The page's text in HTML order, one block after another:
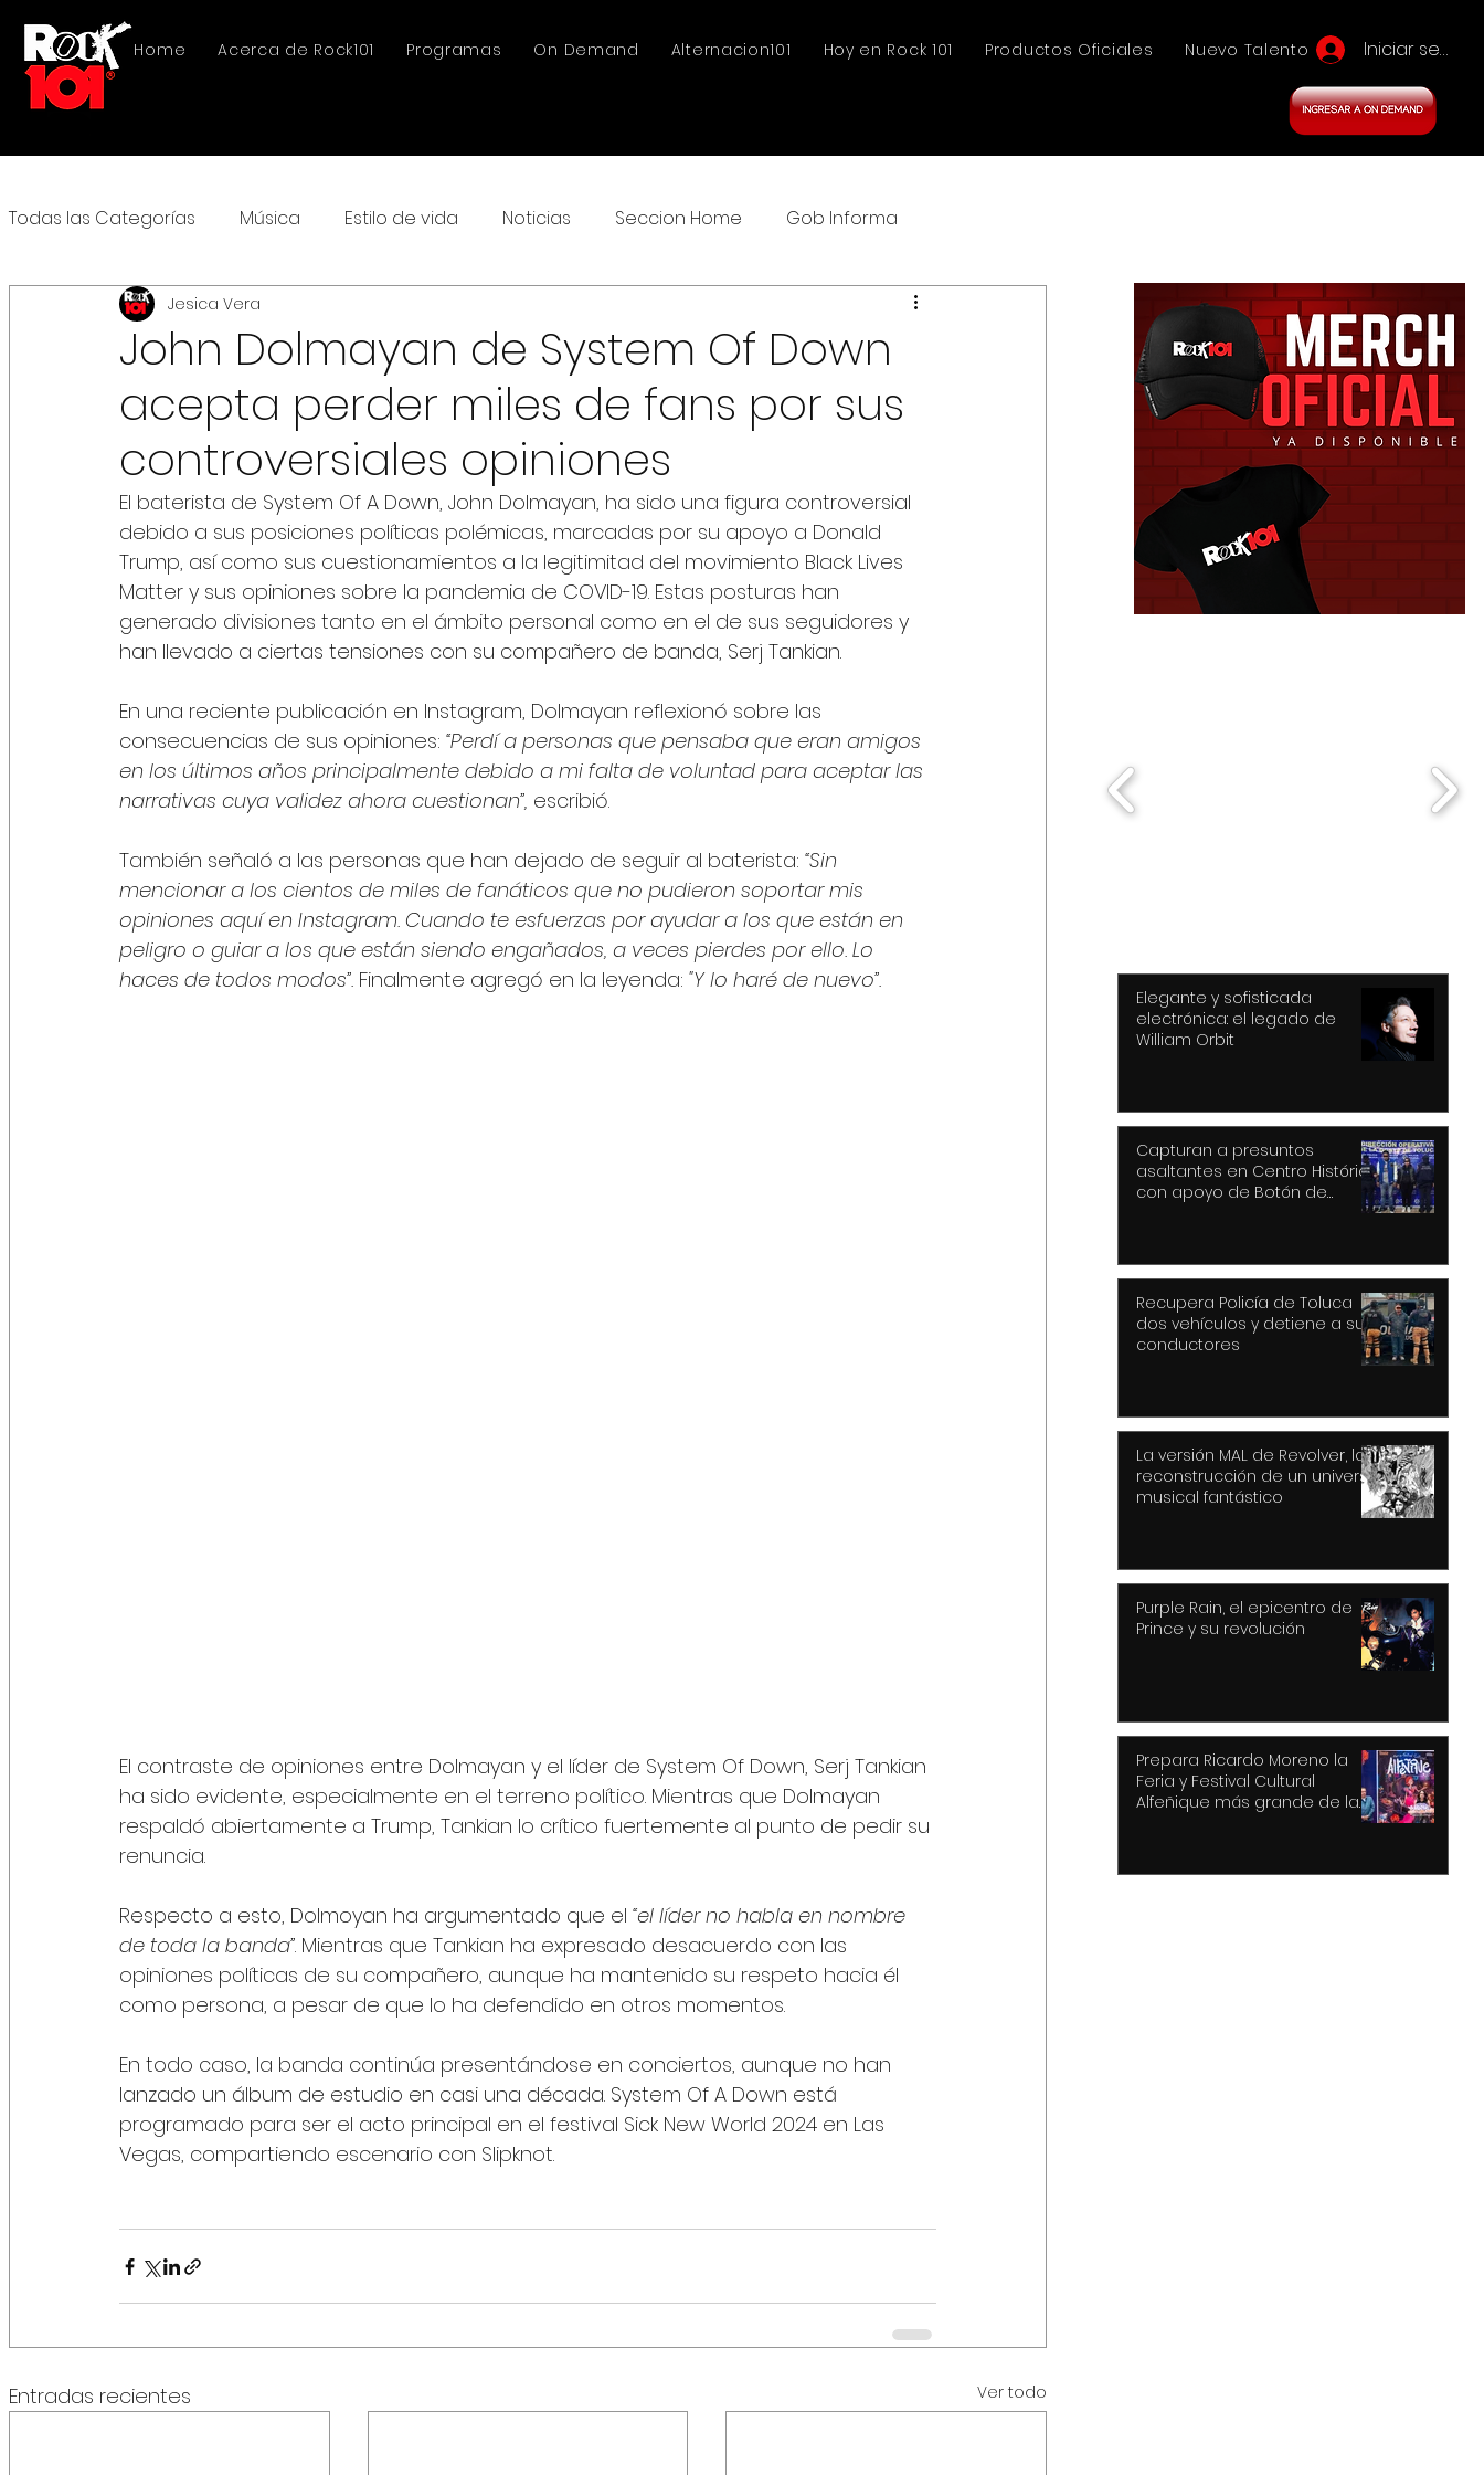
Home Acerca de Rock101 Programas On Demand Alternacion101 Hoy en Rock 101 Productos Oficiales Nuevo Talento Iniciar sesión
Todas las Categorías Música Estilo de vida Noticias Seccion Home Gob Informa
John Dolmayan de System Of Down
acepta perder miles de fans por sus
controversiales opiniones
Jesica Vera
El baterista de System Of A Down, John Dolmayan, ha sido una figura controversial
debido a sus posiciones políticas polémicas, marcadas por su apoyo a Donald
Trump, así como sus cuestionamientos a la legitimitad del movimiento Black Lives
Matter y sus opiniones sobre la pandemia de COVID-19. Estas posturas han
generado divisiones tanto en el ámbito personal como en el de sus seguidores y
han llevado a ciertas tensiones con su compañero de banda, Serj Tankian.
En una reciente publicación en Instagram, Dolmayan reflexionó sobre las
consecuencias de sus opiniones: “Perdí a personas que pensaba que eran amigos
en los últimos años principalmente debido a mi falta de voluntad para aceptar las
narrativas cuya validez ahora cuestionan”, escribió.
También señaló a las personas que han dejado de seguir al baterista: “Sin
mencionar a los cientos de miles de fanáticos que no pudieron soportar mis
opiniones aquí en Instagram. Cuando te esfuerzas por ayudar a los que están en
peligro o guiar a los que están siendo engañados, a veces pierdes por ello. Lo
haces de todos modos”. Finalmente agregó en la leyenda: "Y lo haré de nuevo”.
El contraste de opiniones entre Dolmayan y el líder de System Of Down, Serj Tankian
ha sido evidente, especialmente en el terreno político. Mientras que Dolmayan
respaldó abiertamente a Trump, Tankian lo crítico fuertemente al punto de pedir su
renuncia.
Respecto a esto, Dolmoyan ha argumentado que el “el líder no habla en nombre
de toda la banda”. Mientras que Tankian ha expresado desacuerdo con las
opiniones políticas de su compañero, aunque ha mantenido su respeto hacia él
como persona, a pesar de que lo ha defendido en otros momentos.
En todo caso, la banda continúa presentándose en conciertos, aunque no han
lanzado un álbum de estudio en casi una década. System Of A Down está
programado para ser el acto principal en el festival Sick New World 2024 en Las
Vegas, compartiendo escenario con Slipknot.
Entradas recientes Ver todo
Elegante y sofisticada
electrónica: el legado de
William Orbit
Capturan a presuntos
asaltantes en Centro Histórico
con apoyo de Botón de
Recupera Policía de Toluca
dos vehículos y detiene a sus
conductores
La versión MAL de Revolver, la
reconstrucción de un universo
musical fantástico
Purple Rain, el epicentro de
Prince y su revolución
Prepara Ricardo Moreno la
Feria y Festival Cultural
Alfeñique más grande de la